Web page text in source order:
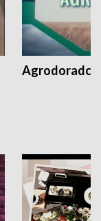
Agrodoradcy